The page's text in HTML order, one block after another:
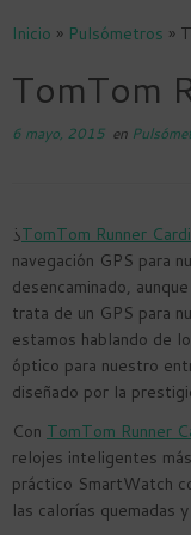
Inicio » Pulsómetros »
TomTom
6 mayo, 2015 en
¿TomTom Runner
navegación GPS para
desencaminado,
trata de un GPS para
estamos hablando de
óptico para nuestro
diseñado por la
Con TomTom Runner
relojes inteligentes
práctico SmartWatch
las calorías quemadas